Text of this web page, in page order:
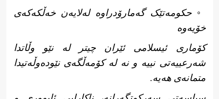
◦ حکومەتێک گەمارۆدراوە لەلایەن خەڵکەکەی
خۆیەوە
کۆماری ئیسلامی ئێران چیتر لە نێو وڵاتدا
شەرعییەتی نییە و نە لە کۆمەڵگەی نێودەوڵەتیدا
متمانەی هەیە.